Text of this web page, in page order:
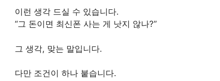
이런 생각 드실 수 있습니다.
“그 돈이면 최신폰 사는 게 낫지 않나?”
그 생각, 맞는 말입니다.
다만 조건이 하나 붙습니다.